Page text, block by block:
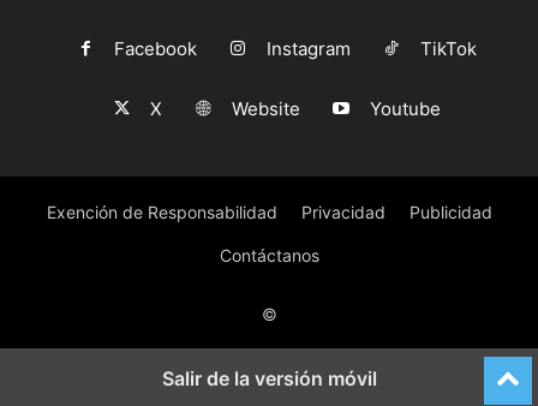
Facebook Instagram TikTok
X Website Youtube
Exención de Responsabilidad Privacidad Publicidad
Contáctanos
©
Salir de la versión móvil